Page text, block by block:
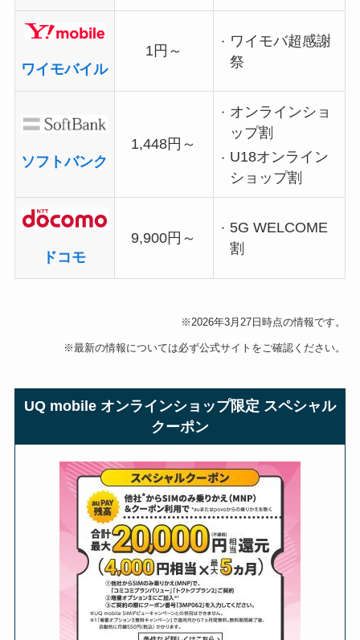
ワイモバイル
1円～
ワイモバ超感謝
祭
ソフトバンク
1,448円～
オンラインショ
ップ割
U18オンライン
ショップ割
ドコモ
9,900円～
5G WELCOME
割
※2026年3月27日時点の情報です。
※最新の情報については必ず公式サイトをご確認ください。
UQ mobile オンラインショップ限定 スペシャル
クーポン